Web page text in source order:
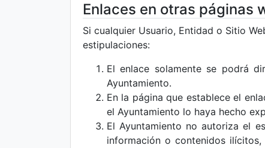
Enlaces en otras páginas
Si cualquier Usuario, Entidad o Sitio
estipulaciones:
El enlace solamente se podrá
Ayuntamiento.
En la página que establece el
el Ayuntamiento lo haya hecho
El Ayuntamiento no autoriza el
información o contenidos